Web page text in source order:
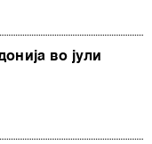
во јули